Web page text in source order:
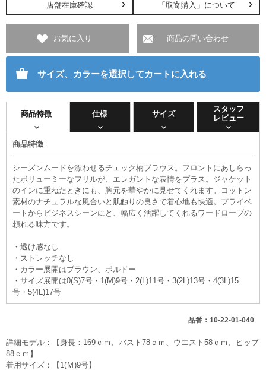
「取寄購入」について
店舗在庫確認
お気に入り 商品の問い合わせ
サイズ、カラーを選択してカートに入れる
商品特徴 仕様 サイズ
スタッフ
レビュー
商品特徴
シーズンムードを漂わせるチェック柄ブラウス。フロントにあしらっ
たボリューミーなフリルが、エレガントな表情をプラス。ジャケット
のインに重ねたときにも、胸元を華やかに見せてくれます。コットン
素材のナチュラルな風合いと肌触りの良さで着心地も快適。プライベ
ートからビジネスシーンにと、幅広く活躍してくれるワードローブの
頼れる味方です。
・透け感なし
・ストレッチなし
・カラー展開はブラウン、ボルドー
・サイズ展開は0(S)7号・1(M)9号・2(L)11号・3(2L)13号・4(3L)15
号・5(4L)17号
品番：10-22-01-040
詳細モデル：【身長：169ｃｍ、バスト78ｃｍ、ウエスト58ｃｍ、ヒップ
88ｃｍ】
着用サイズ：【1(Ｍ)9号】